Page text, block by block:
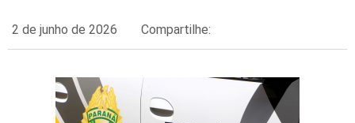
2 de junho de 2026 Compartilhe: